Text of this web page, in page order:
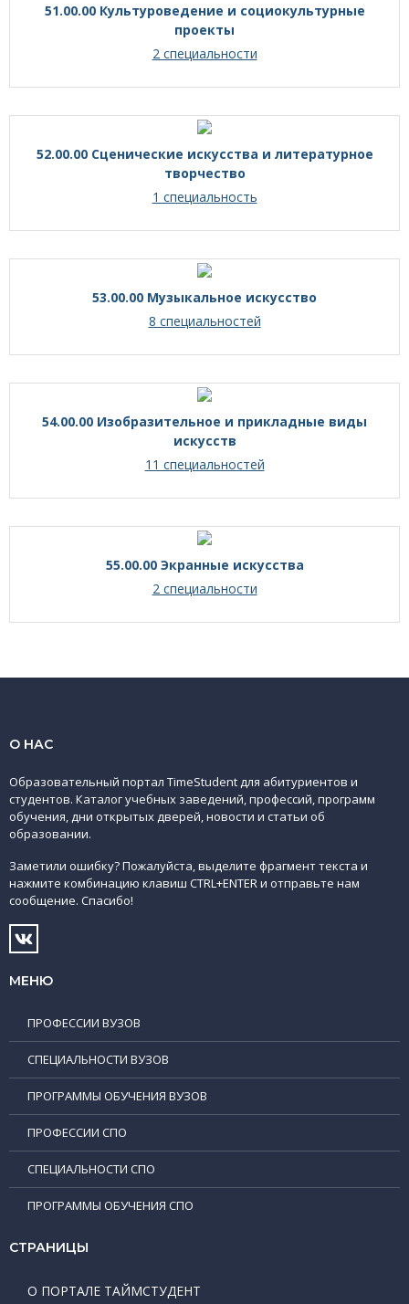
51.00.00 Культуроведение и социокультурные
проекты
2 специальности
52.00.00 Сценические искусства и литературное
творчество
1 специальность
53.00.00 Музыкальное искусство
8 специальностей
54.00.00 Изобразительное и прикладные виды
искусств
11 специальностей
55.00.00 Экранные искусства
2 специальности
О НАС
Образовательный портал TimeStudent для абитуриентов и
студентов. Каталог учебных заведений, профессий, программ
обучения, дни открытых дверей, новости и статьи об
образовании.
Заметили ошибку? Пожалуйста, выделите фрагмент текста и
нажмите комбинацию клавиш CTRL+ENTER и отправьте нам
сообщение. Спасибо!
МЕНЮ
ПРОФЕССИИ ВУЗОВ
СПЕЦИАЛЬНОСТИ ВУЗОВ
ПРОГРАММЫ ОБУЧЕНИЯ ВУЗОВ
ПРОФЕССИИ СПО
СПЕЦИАЛЬНОСТИ СПО
ПРОГРАММЫ ОБУЧЕНИЯ СПО
СТРАНИЦЫ
О ПОРТАЛЕ ТАЙМСТУДЕНТ